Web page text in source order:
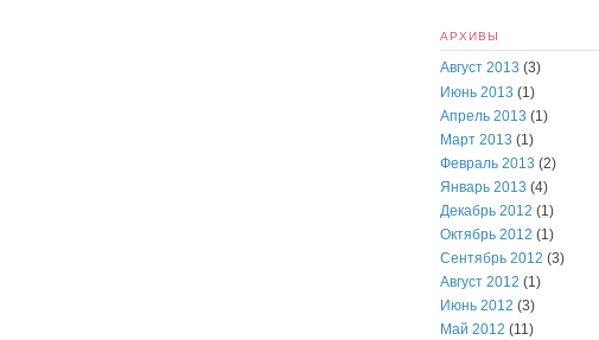
АРХИВЫ
Август 2013 (3)
Июнь 2013 (1)
Апрель 2013 (1)
Март 2013 (1)
Февраль 2013 (2)
Январь 2013 (4)
Декабрь 2012 (1)
Октябрь 2012 (1)
Сентябрь 2012 (3)
Август 2012 (1)
Июнь 2012 (3)
Май 2012 (11)